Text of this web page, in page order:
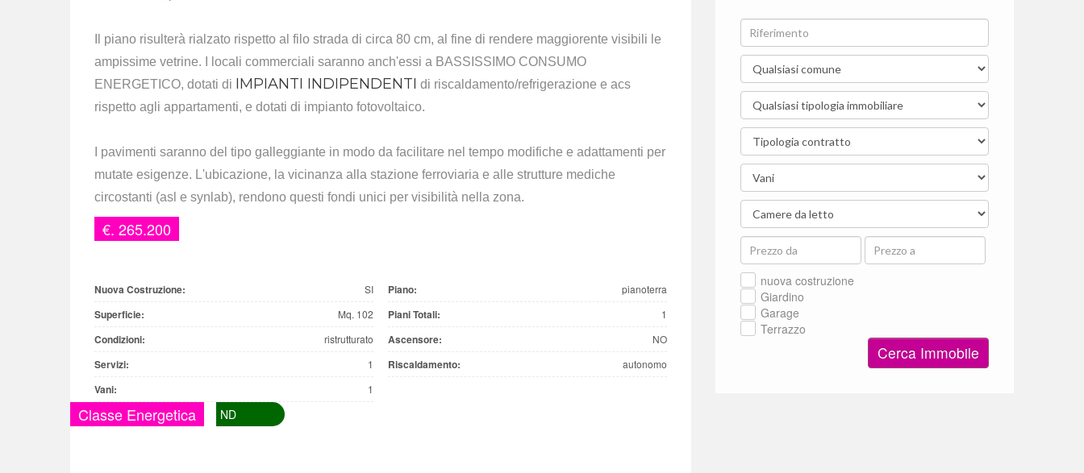
Il piano risulterà rialzato rispetto al filo strada di circa 80 cm, al fine di rendere maggiorente visibili le
ampissime vetrine. I locali commerciali saranno anch'essi a BASSISSIMO CONSUMO
ENERGETICO, dotati di IMPIANTI INDIPENDENTI di riscaldamento/refrigerazione e acs
rispetto agli appartamenti, e dotati di impianto fotovoltaico.
I pavimenti saranno del tipo galleggiante in modo da facilitare nel tempo modifiche e adattamenti per
mutate esigenze. L'ubicazione, la vicinanza alla stazione ferroviaria e alle strutture mediche
circostanti (asl e synlab), rendono questi fondi unici per visibilità nella zona.
€. 265.200
Nuova Costruzione: SI
Superficie: Mq. 102
Condizioni: ristrutturato
Servizi: 1
Vani: 1
Piano: pianoterra
Piani Totali: 1
Ascensore: NO
Riscaldamento: autonomo
Classe Energetica ND
nuova costruzione
Giardino
Garage
Terrazzo
Cerca Immobile